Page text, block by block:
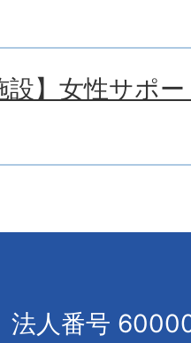
設】女性サポ
法人番号